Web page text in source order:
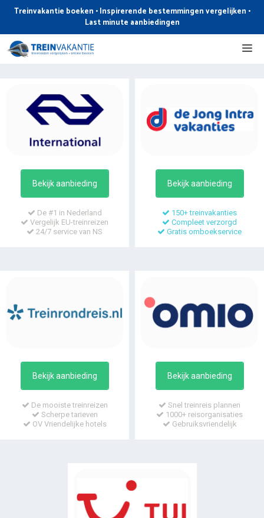
de
inhoud
Treinvakantie boeken • Inspirerende bestemmingen vergelijken •
Last minute aanbiedingen
Bekijk aanbieding
De #1 in Nederland
Vergelijk EU-treinreizen
24/7 service van NS
Bekijk aanbieding
150+ treinvakanties
Compleet verzorgd
Gratis omboekservice
Bekijk aanbieding
De mooiste treinreizen
Scherpe tarieven
OV Vriendelijke hotels
Bekijk aanbieding
Snel treinreis plannen
1000+ reisorganisaties
Gebruiksvriendelijk